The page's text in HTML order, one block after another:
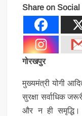
Share on Social
गोरखपुर
मुख्यमंत्री योगी
सुरक्षा सर्वाधिक
और न ही